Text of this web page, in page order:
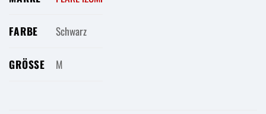
FARBE Schwarz
GRÖSSE M